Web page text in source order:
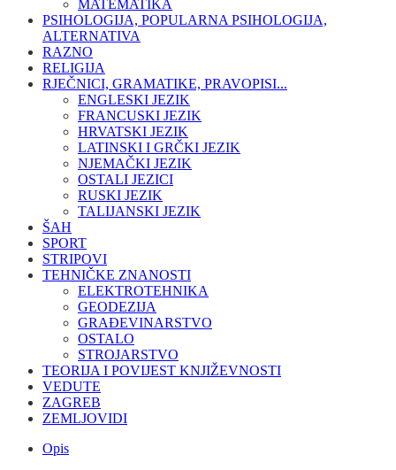
MATEMATIKA
PSIHOLOGIJA, POPULARNA PSIHOLOGIJA,
ALTERNATIVA
RAZNO
RELIGIJA
RJEČNICI, GRAMATIKE, PRAVOPISI...
ENGLESKI JEZIK
FRANCUSKI JEZIK
HRVATSKI JEZIK
LATINSKI I GRČKI JEZIK
NJEMAČKI JEZIK
OSTALI JEZICI
RUSKI JEZIK
TALIJANSKI JEZIK
ŠAH
SPORT
STRIPOVI
TEHNIČKE ZNANOSTI
ELEKTROTEHNIKA
GEODEZIJA
GRAĐEVINARSTVO
OSTALO
STROJARSTVO
TEORIJA I POVIJEST KNJIŽEVNOSTI
VEDUTE
ZAGREB
ZEMLJOVIDI
Opis